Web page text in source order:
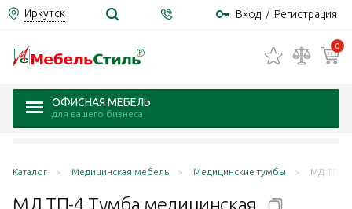
Иркутск Вход / Регистрация
0
ОФИСНАЯ МЕБЕЛЬ
для вашего бизнеса
Каталог Медицинская мебель Медицинские тумбы МД ТП-4
МД ТП-4 Тумба медицинская